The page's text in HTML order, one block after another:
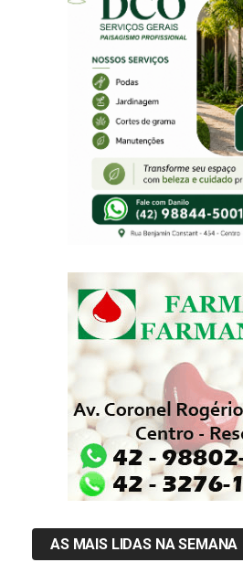
AS MAIS LIDAS NA SEMANA